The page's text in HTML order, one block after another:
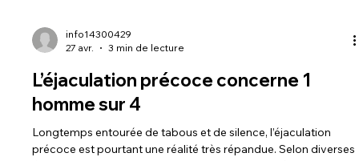
info14300429
27 avr.